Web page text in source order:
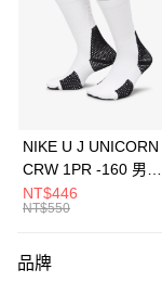
3 期 0 利率 每期
合作金庫商業銀行
華南商業銀行
上海商業儲蓄銀行
元大商業銀行
台灣樂天信用卡公司
Apple Pay
全盈+PAY
AFTEE先享後付
【關於「AFTEE先享後
NIKE U J UNICORN
CRW 1PR -160 男女
中統襪 FZ3393100
NT$446
NT$550
品牌